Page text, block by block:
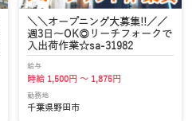
＼＼オープニング大募集!!／／
週3日～OK◎リーチフォークで
入出荷作業☆sa-31982
給与
時給 1,500円 ～ 1,875円
勤務地
千葉県野田市